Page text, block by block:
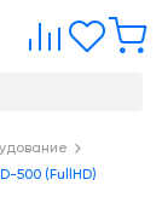
Главная
500 (FullHD)